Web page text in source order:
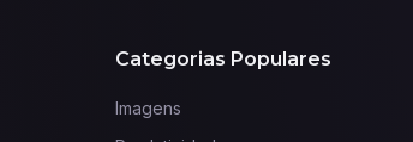
Categorias Populares
Imagens